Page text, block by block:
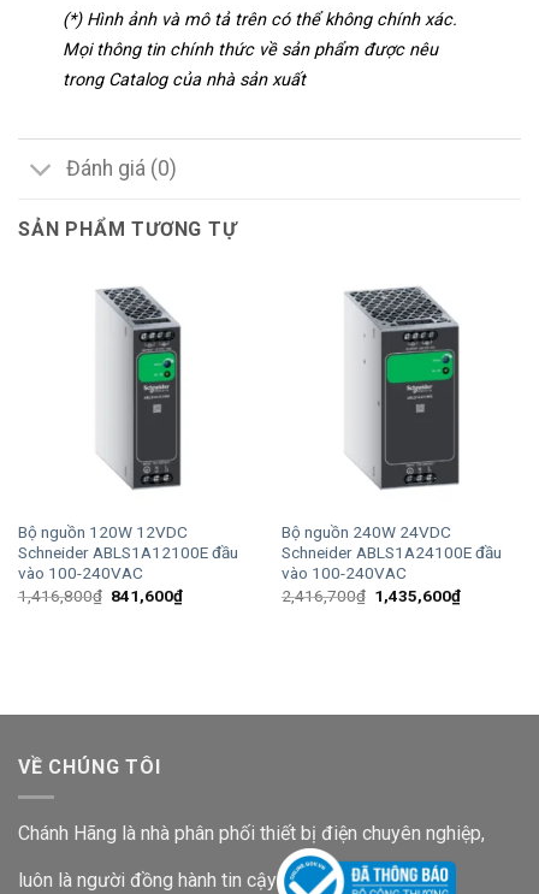
(*) Hình ảnh và mô tả trên có thể không chính xác.
Mọi thông tin chính thức về sản phẩm được nêu
trong Catalog của nhà sản xuất
Đánh giá (0)
SẢN PHẨM TƯƠNG TỰ
Bộ nguồn 120W 12VDC
Schneider ABLS1A12100E đầu
vào 100-240VAC
1,416,800₫ Giá
841,600₫Giá
hiện
Bộ nguồn 240W 24VDC
Schneider ABLS1A24100E đầu
vào 100-240VAC
2,416,700₫ Giá
gốc
1,435,600₫Giá
hiện
VỀ CHÚNG TÔI
Chánh Hãng là nhà phân phối thiết bị điện chuyên nghiệp,
luôn là người đồng hành tin cậy